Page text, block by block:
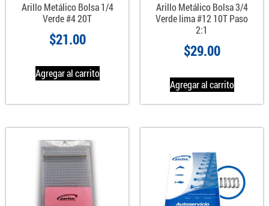
Arillo Metálico Bolsa 1/4
Verde #4 20T
$21.00
Agregar al carrito
Arillo Metálico Bolsa 3/4
Verde lima #12 10T Paso
2:1
$29.00
Agregar al carrito